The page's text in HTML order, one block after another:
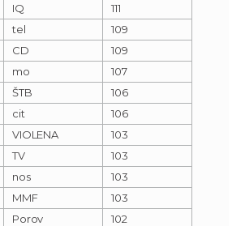
IQ
111
tel
109
CD
109
mo
107
ŠTB
106
cit
106
VIOLENA
103
TV
103
nos
103
MMF
103
Porov
102